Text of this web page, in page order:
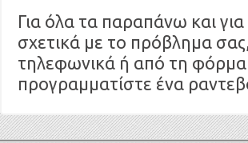
Για όλα τα παραπάνω και
σχετικά με το πρόβλημα
τηλεφωνικά ή από τη φόρμα
προγραμματίστε ένα